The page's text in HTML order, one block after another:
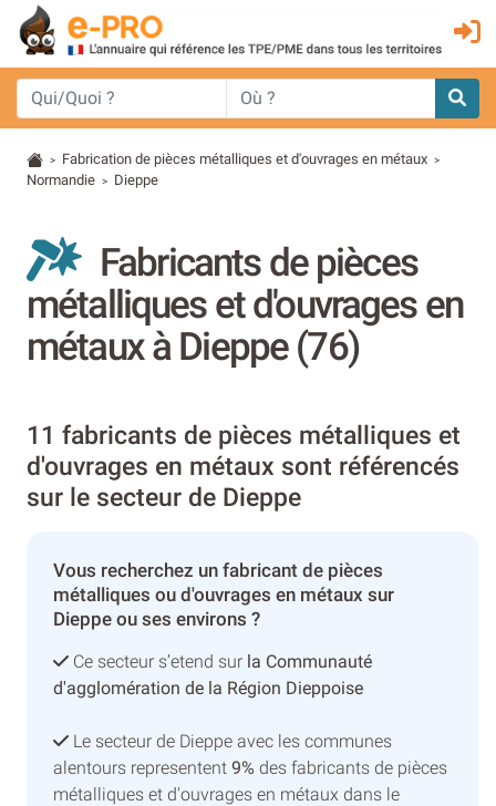
> Fabrication de pièces métalliques et d'ouvrages en métaux >
Normandie > Dieppe
Fabricants de pièces
métalliques et d'ouvrages en
métaux à Dieppe (76)
11 fabricants de pièces métalliques et
d'ouvrages en métaux sont référencés
sur le secteur de Dieppe
Vous recherchez un fabricant de pièces
métalliques ou d'ouvrages en métaux sur
Dieppe ou ses environs ?
Ce secteur s’etend sur la Communauté
d'agglomération de la Région Dieppoise
Le secteur de Dieppe avec les communes
alentours representent 9% des fabricants de pièces
métalliques et d'ouvrages en métaux dans le